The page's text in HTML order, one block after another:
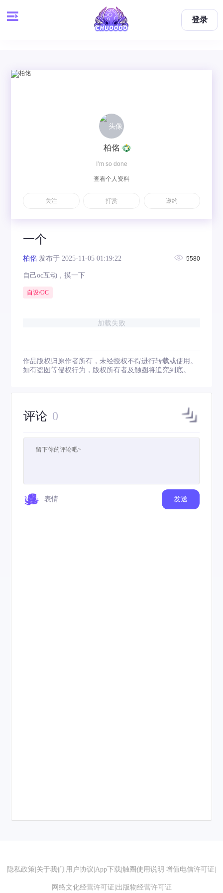
登录
一个
柏佲 发布于 2025-11-05 01:19:22 5580
自己oc互动，摸一下
自设/OC
加载失败
作品版权归原作者所有，未经授权不得进行转载或使用。
如有盗图等侵权行为，版权所有者及触圈将追究到底。
评论 0
表情 发送
柏佲
I’m so done
查看个人资料
关注 打赏 邀约
隐私政策 关于我们 用户协议 App下载 触圈使用说明 增值电信许可证
网络文化经营许可证 出版物经营许可证